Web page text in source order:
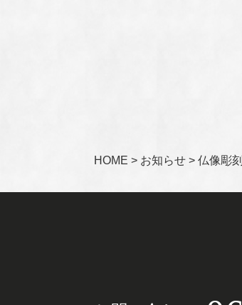
HOME > お知らせ > 仏像彫